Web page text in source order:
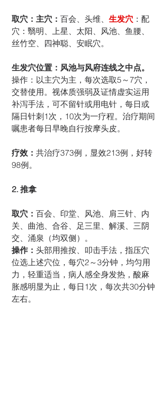
取穴：主穴： 百会、头维、 生发穴 ：配
穴：翳明、上星、太阳、风池、鱼腰、
丝竹空、四神聪、安眠穴。
生发穴位置：风池与风府连线之中点。
操作：以主穴为主，每次选取5～7穴，
交替使用。视体质强弱及证情虚实运用
补泻手法，可不留针或用电针，每日或
隔日针刺1次，10次为一疗程。治疗期间
嘱患者每日早晚自行按摩头皮。
疗效： 共治疗373例，显效213例，好转
98例。
2. 推拿
取穴： 百会、印堂、风池、肩三针、内
关、曲池、合谷、足三里、解溪、三阴
交、涌泉（均双侧）。
操作： 头部用推按、叩击手法，指压穴
位选上述穴位，每穴2～3分钟，均匀用
力，轻重适当，病人感全身发热，酸麻
胀感明显为止，每日1次，每次共30分钟
左右。